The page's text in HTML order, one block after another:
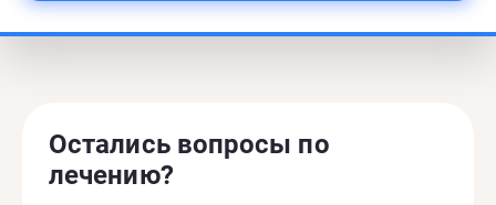
Остались вопросы по
лечению?